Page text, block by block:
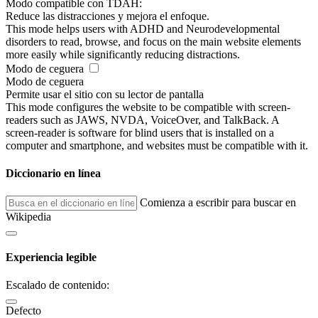
Modo compatible con TDAH:
Reduce las distracciones y mejora el enfoque.
This mode helps users with ADHD and Neurodevelopmental
disorders to read, browse, and focus on the main website elements
more easily while significantly reducing distractions.
Modo de ceguera
Modo de ceguera
Permite usar el sitio con su lector de pantalla
This mode configures the website to be compatible with screen-
readers such as JAWS, NVDA, VoiceOver, and TalkBack. A
screen-reader is software for blind users that is installed on a
computer and smartphone, and websites must be compatible with it.
Diccionario en línea
Comienza a escribir para buscar en
Wikipedia
Experiencia legible
Escalado de contenido:
Defecto